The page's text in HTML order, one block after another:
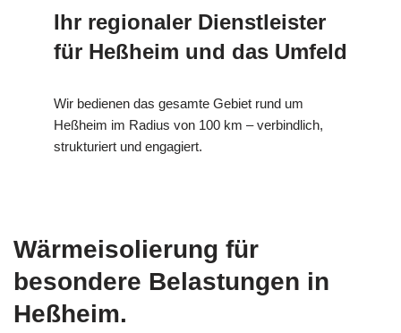
Ihr regionaler Dienstleister
für Heßheim und das Umfeld
Wir bedienen das gesamte Gebiet rund um
Heßheim im Radius von 100 km – verbindlich,
strukturiert und engagiert.
Wärmeisolierung für
besondere Belastungen in
Heßheim.